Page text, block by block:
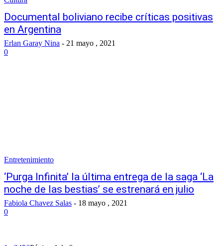
Documental boliviano recibe críticas positivas
en Argentina
Erlan Garay Nina - 21 mayo , 2021
0
Entretenimiento
‘Purga Infinita’ la última entrega de la saga ‘La
noche de las bestias’ se estrenará en julio
Fabiola Chavez Salas - 18 mayo , 2021
0